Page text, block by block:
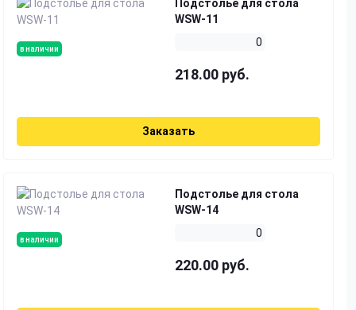
в наличии
Подстолье для стола
WSW-11
0
218.00 руб.
Заказать
в наличии
Подстолье для стола
WSW-14
0
220.00 руб.